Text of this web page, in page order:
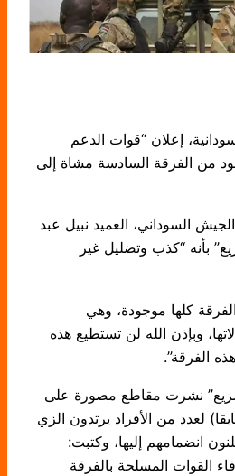
إعلان “قوات الدعم
من ‏الفرقة السادسة مشاة إلى
السوداني، العميد نبيل عبد
بأنه “كذب وتضليل غير
كلها موجودة، وهي
وبإذن الله لن تستطيع هذه
الفرقة”.
نشرت مقاطع مصورة على
لعدد من الأفراد يرتدون الزي
انضمامهم إليها، وكتبت:
القوات المسلحة بالفرقة